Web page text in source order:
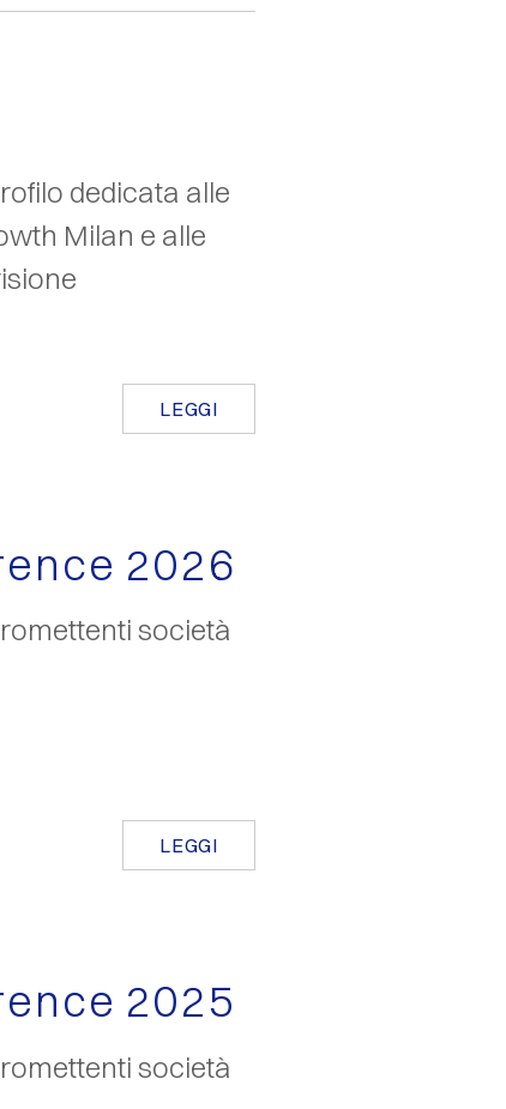
dedicata alle
Milan e alle
LEGGI
2026
società
LEGGI
2025
società